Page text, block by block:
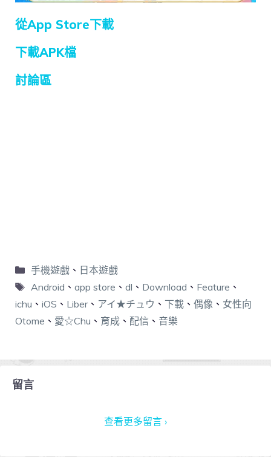
從App Store下載
下載APK檔
討論區
手機遊戲、 日本遊戲
Android 、 app store 、 dl 、 Download 、 Feature 、
ichu 、 iOS 、 Liber、 アイ★チュウ 、 下載 、 偶像 、 女性向
Otome 、 愛☆Chu 、 育成 、 配信 、 音樂
留言
查看更多留言 ›